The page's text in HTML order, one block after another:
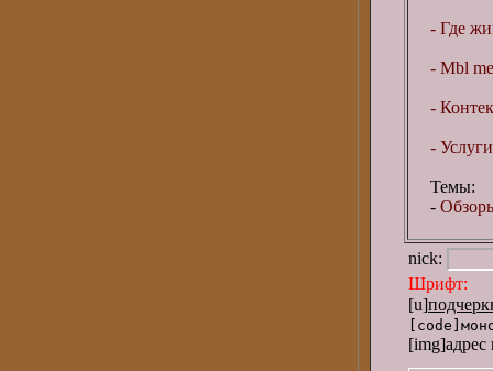
- Где
- Mbl
-
-
Темы:
-
nick:
Шрифт:
[u]